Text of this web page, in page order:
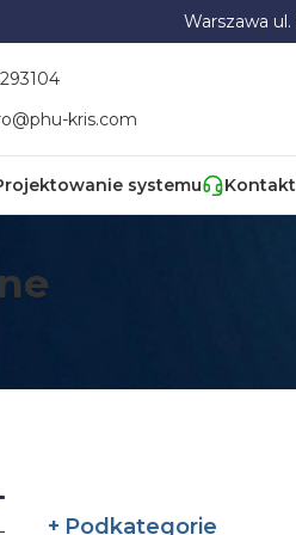
Warszawa
kris.com
systemu Kontakt
Podkategorie